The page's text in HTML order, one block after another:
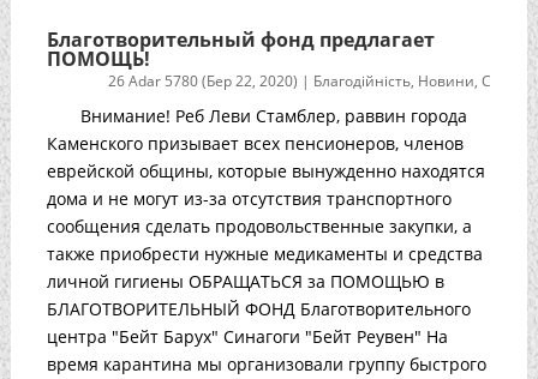
Благотворительный фонд предлагает
ПОМОЩЬ!
26 Adar 5780 (Бер 22, 2020) | Благодійність, Новини,С
Внимание! Реб Леви Стамблер, раввин города
Каменского призывает всех пенсионеров, членов
еврейской общины, которые вынужденно находятся
дома и не могут из-за отсутствия транспортного
сообщения сделать продовольственные закупки, а
также приобрести нужные медикаменты и средства
личной гигиены ОБРАЩАТЬСЯ за ПОМОЩЬЮ в
БЛАГОТВОРИТЕЛЬНЫЙ ФОНД Благотворительного
центра "Бейт Барух" Синагоги "Бейт Реувен" На
время карантина мы организовали группу быстрого